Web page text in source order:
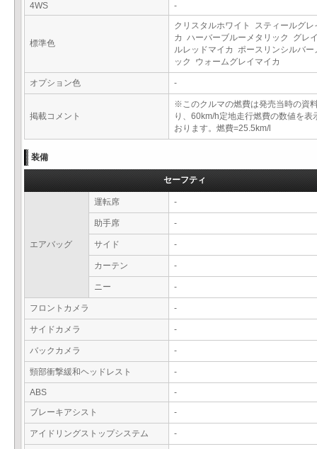
4WS -
標準色
クリスタルホワイト スティールグレ
カ ハーバーブルーメタリック グレ
ルレッドマイカ ポースリンシルバー
ック ウォームグレイマイカ
オプション色 -
掲載コメント
※このクルマの燃費は発売当時の資
り、60km/h定地走行燃費の数値を表
おります。燃費=25.5km/l
装備
セーフティ
エアバッグ
運転席 -
助手席 -
サイド -
カーテン -
ニー -
フロントカメラ -
サイドカメラ -
バックカメラ -
頸部衝撃緩和ヘッドレスト -
ABS
-
ブレーキアシスト
-
アイドリングストップシステム -